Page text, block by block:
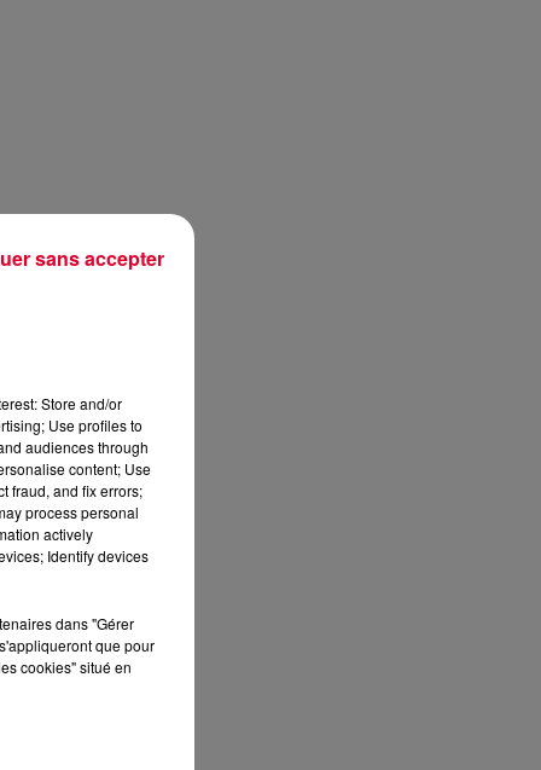
Store and/or
Use profiles to
audiences through
content; Use
fraud, and fix errors;
process personal
actively
Identify devices
dans "Gérer
que pour
cookies" situé en
sans accepter